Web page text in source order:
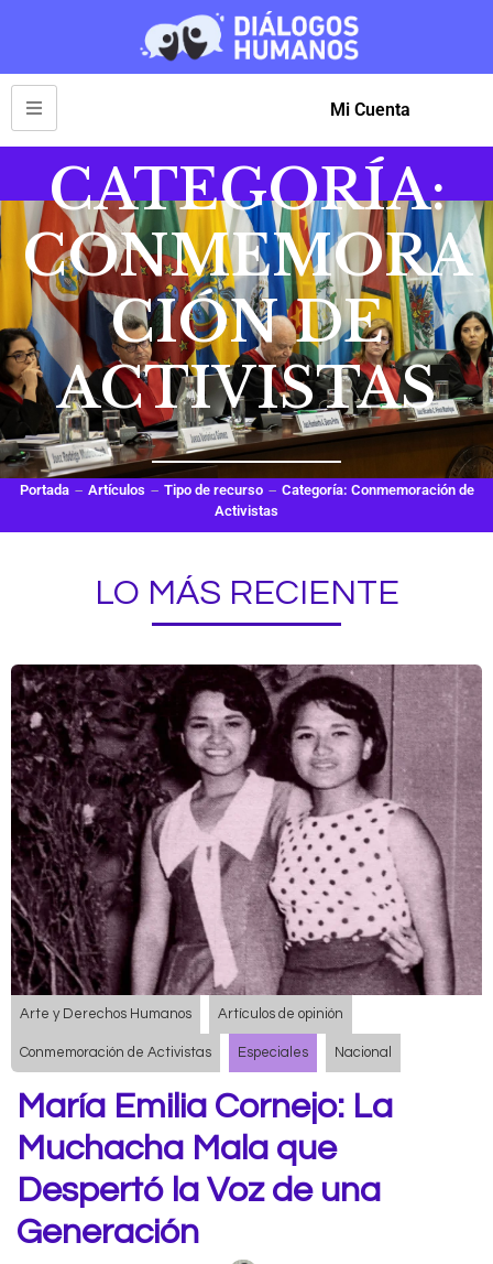
Mi Cuenta
CATEGORÍA:
CONMEMORA
CIÓN DE
ACTIVISTAS
Portada Artículos Tipo de recurso
Categoría: Conmemoración de
Activistas
LO MÁS RECIENTE
Arte y Derechos Humanos Artículos de opinión
Conmemoración de Activistas Especiales Nacional
María Emilia Cornejo: La
Muchacha Mala que
Despertó la Voz de una
Generación